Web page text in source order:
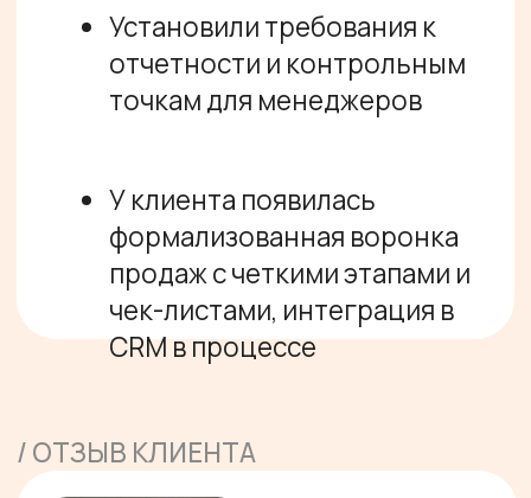
продаж как какой-то юнит внутри
компании стояла уже давно, но я
всегда был заточен на продукт.
мы особенно не занимались.
вопросу.
С Ильей мы познакомились в моем
очередном “припадке” поиска
лучшего продажника - наши общие
друзья нас свели. Мне понравился
структурный подход: не просто
найти человека, который все
Я выделю несколько вещей: во-